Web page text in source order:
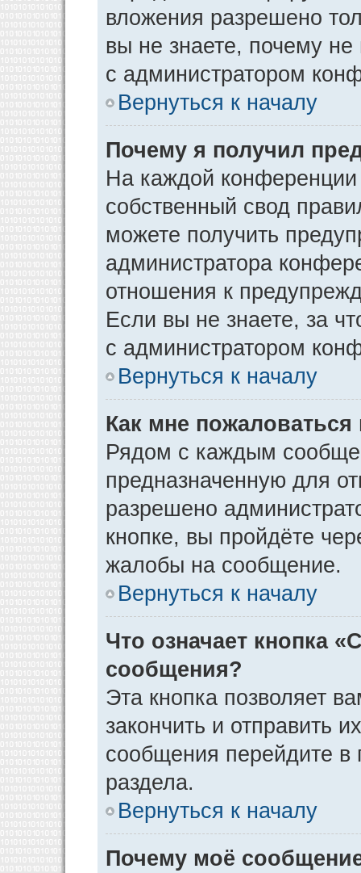
вложения разрешено
вы не знаете, почему
с администратором
Вернуться к началу
Почему я получил
На каждой конференции
собственный свод
можете получить
администратора
отношения к
Если вы не знаете, за
с администратором
Вернуться к началу
Как мне
Рядом с каждым
предназначенную для
разрешено
кнопке, вы пройдёте
жалобы на сообщение.
Вернуться к началу
Что означает кнопка
сообщения?
Эта кнопка позволяет
закончить и отправить
сообщения перейдите в
раздела.
Вернуться к началу
Почему моё